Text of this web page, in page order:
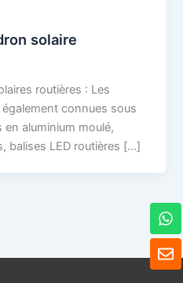
solaire
routières : Les
connues sous
en aluminium moulé,
balises LED routières […]
E
n
W
h
a
t
s